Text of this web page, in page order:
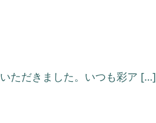
ただきました。いつも彩ア […]